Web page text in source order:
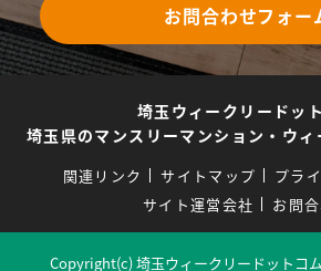
お問合わせフォー
埼玉ウィークリードッ
埼玉県のマンスリーマンション・ウ
関連リンク サイトマップ
プラ
サイト運営会社
お問
Copyright(c) 埼玉ウィークリードットコ